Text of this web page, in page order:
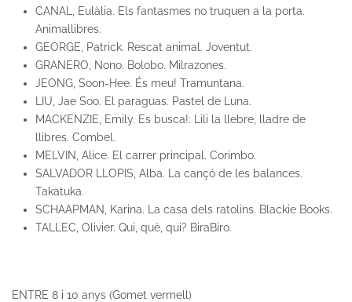
CANAL, Eulàlia. Els fantasmes no truquen a la porta.
Animallibres.
GEORGE, Patrick. Rescat animal. Joventut.
GRANERO, Nono. Bolobo. Milrazones.
JEONG, Soon-Hee. És meu! Tramuntana.
LIU, Jae Soo. El paraguas. Pastel de Luna.
MACKENZIE, Emily. Es busca!: Lili la llebre, lladre de
llibres. Combel.
MELVIN, Alice. El carrer principal. Corimbo.
SALVADOR LLOPIS, Alba. La cançó de les balances.
Takatuka.
SCHAAPMAN, Karina. La casa dels ratolins. Blackie Books.
TALLEC, Olivier. Qui, què, qui? BiraBiro.
ENTRE 8 i 10 anys (Gomet vermell)